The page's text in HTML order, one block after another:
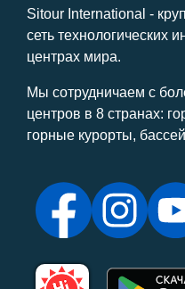
Sitour International -
сеть технологических
центрах мира.
Мы сотрудничаем с
центров в 8 странах:
горные курорты,